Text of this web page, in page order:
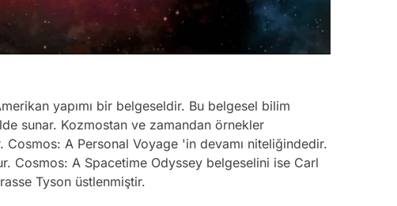
yapımı bir belgeseldir. Bu belgesel bilim
sunar. Kozmostan ve zamandan örnekler
Cosmos: A Personal Voyage 'in devamı niteliğindedir.
Cosmos: A Spacetime Odyssey belgeselini ise Carl
Tyson üstlenmiştir.